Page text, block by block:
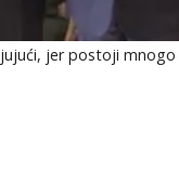
jer postoji